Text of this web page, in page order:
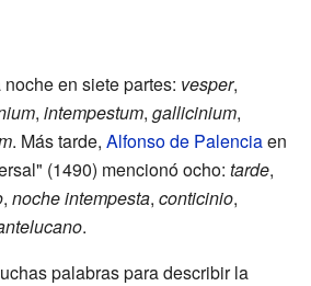
en siete partes: vesper,
, intempestum, gallicinium,
. Más tarde, Alfonso de Palenciaen
(1490) mencionó ocho: tarde,
, noche intempesta, conticinio,
.
palabras para describir la